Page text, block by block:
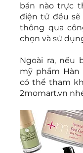
bán nào trực
điện tử đều
thông qua
chọn và sử
Ngoài ra, nếu
mỹ phẩm
có thể tham
2momart.vn